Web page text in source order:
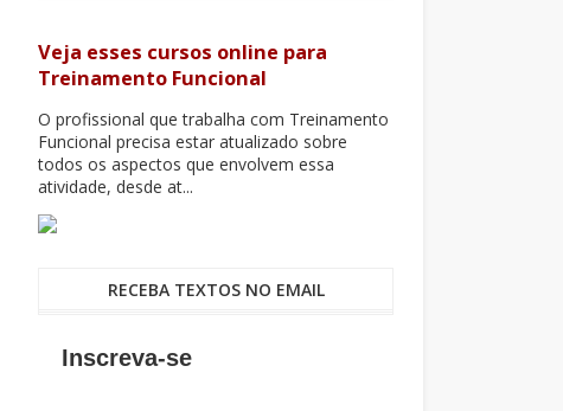
Veja esses cursos online para
Treinamento Funcional
O profissional que trabalha com Treinamento
Funcional precisa estar atualizado sobre
todos os aspectos que envolvem essa
atividade, desde at...
RECEBA TEXTOS NO EMAIL
Inscreva-se